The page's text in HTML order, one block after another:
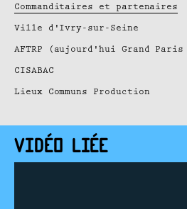
Commanditaires et partenaires
Ville d'Ivry-sur-Seine
AFTRP (aujourd'hui Grand Paris
CISABAC
Lieux Communs Production
VIDÉO LIÉE